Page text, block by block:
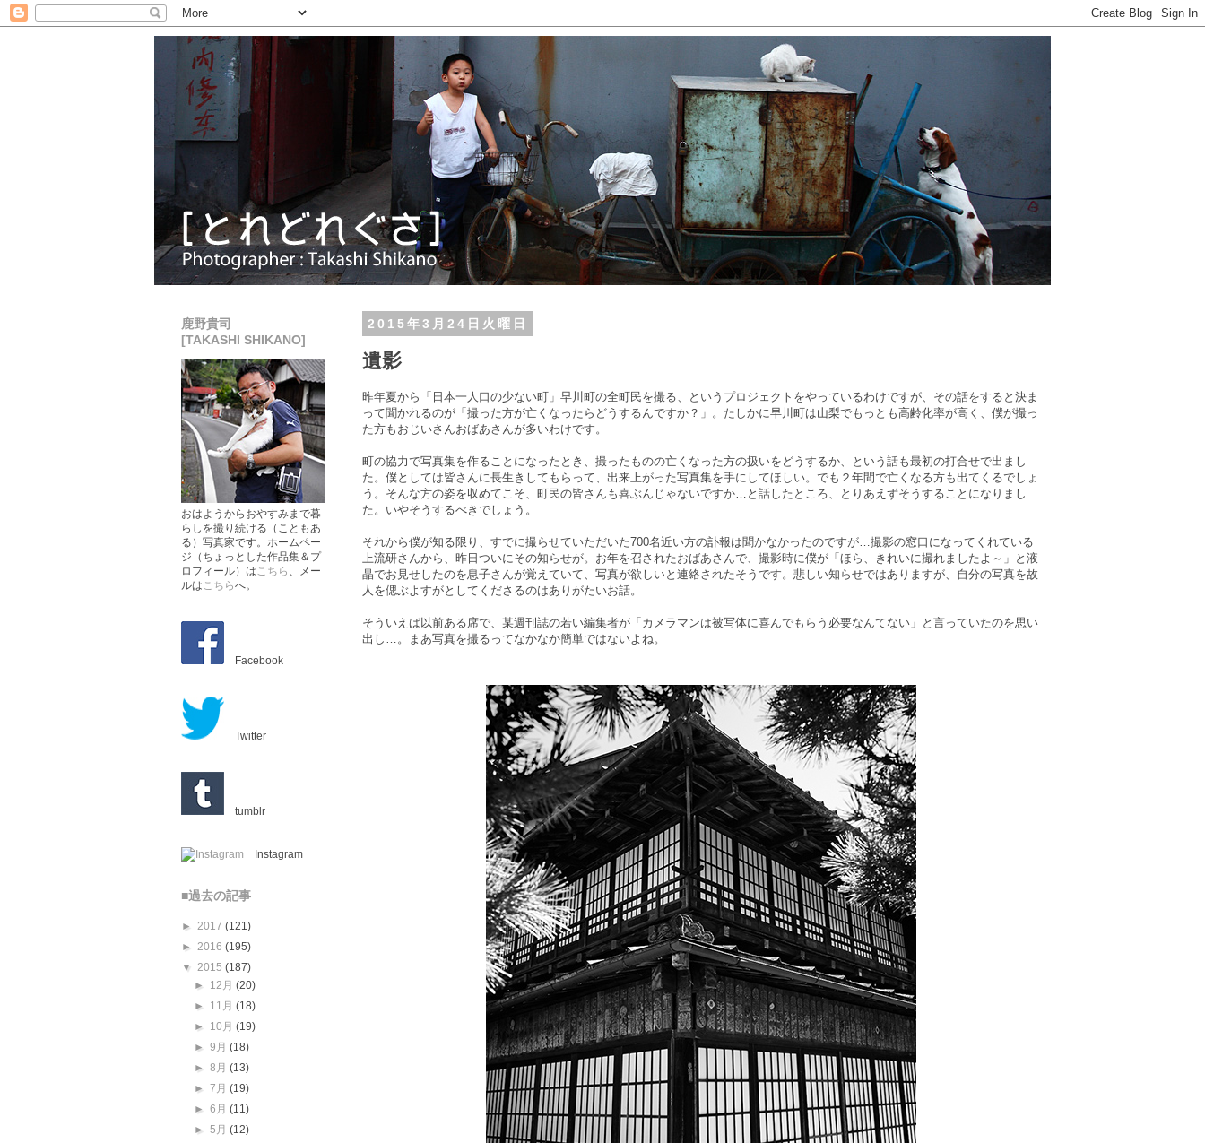
2015年3月24日火曜日
遺影
昨年夏から「日本一人口の少ない町」早川町の全町民を撮る、というプロジェクトをやっているわけですが、その話をすると決ま
って聞かれるのが「撮った方が亡くなったらどうするんですか？」。たしかに早川町は山梨でもっとも高齢化率が高く、僕が撮っ
た方もおじいさんおばあさんが多いわけです。
町の協力で写真集を作ることになったとき、撮ったものの亡くなった方の扱いをどうするか、という話も最初の打合せで出まし
た。僕としては皆さんに長生きしてもらって、出来上がった写真集を手にしてほしい。でも２年間で亡くなる方も出てくるでしょ
う。そんな方の姿を収めてこそ、町民の皆さんも喜ぶんじゃないですか…と話したところ、とりあえずそうすることになりまし
た。いやそうするべきでしょう。
それから僕が知る限り、すでに撮らせていただいた700名近い方の訃報は聞かなかったのですが…撮影の窓口になってくれている
上流研さんから、昨日ついにその知らせが。お年を召されたおばあさんで、撮影時に僕が「ほら、きれいに撮れましたよ～」と液
晶でお見せしたのを息子さんが覚えていて、写真が欲しいと連絡されたそうです。悲しい知らせではありますが、自分の写真を故
人を偲ぶよすがとしてくださるのはありがたいお話。
そういえば以前ある席で、某週刊誌の若い編集者が「カメラマンは被写体に喜んでもらう必要なんてない」と言っていたのを思い
出し…。まあ写真を撮るってなかなか簡単ではないよね。
鹿野貴司
[TAKASHI SHIKANO]
おはようからおやすみまで暮
らしを撮り続ける（こともあ
る）写真家です。ホームペー
ジ（ちょっとした作品集＆プ
ロフィール）はこちら 、メー
ルはこちらへ。
Facebook
Twitter
tumblr
Instagram
■過去の記事
► 2017 (121)
► 2016 (195)
▼ 2015 (187)
► 12月(20)
► 11月(18)
► 10月(19)
►9月(18)
►8月(13)
►7月(19)
►6月(11)
►5月(12)